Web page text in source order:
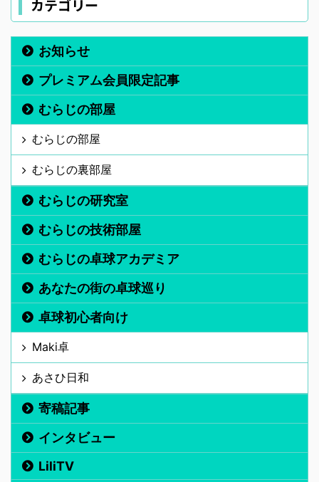
カテゴリー
お知らせ
プレミアム会員限定記事
むらじの部屋
むらじの部屋
むらじの裏部屋
むらじの研究室
むらじの技術部屋
むらじの卓球アカデミア
あなたの街の卓球巡り
卓球初心者向け
Maki卓
あさひ日和
寄稿記事
インタビュー
LiliTV